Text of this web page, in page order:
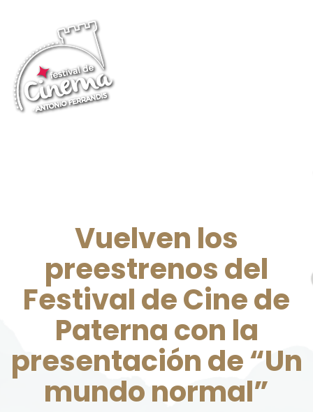
Vuelven los
preestrenos del
Festival de Cine de
Paterna con la
presentación de “Un
mundo normal”